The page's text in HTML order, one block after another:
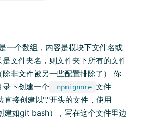
一个数组，内容是模块下文件名或
文件夹名，则文件夹下所有的文件
非文件被另一些配置排除了） 你
录下创建一个
.npmignore 文件
直接创建以"."开头的文件，使用
建如git bash），写在这个文件里边